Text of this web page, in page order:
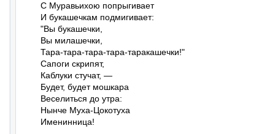
С Муравьихою попрыгивает
И букашечкам подмигивает:
"Вы букашечки,
Вы милашечки,
Тара-тара-тара-тара-таракашечки!"
Сапоги скрипят,
Каблуки стучат, —
Будет, будет мошкара
Веселиться до утра:
Нынче Муха-Цокотуха
Именинница!